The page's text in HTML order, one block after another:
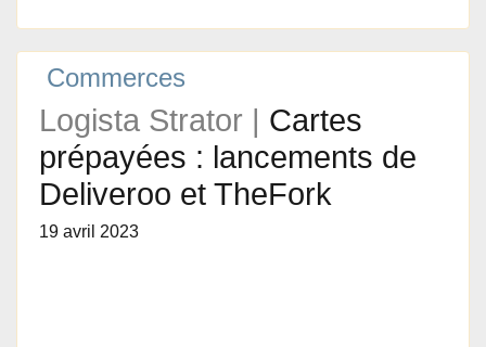
Commerces
Logista Strator | Cartes
prépayées : lancements de
Deliveroo et TheFork
19 avril 2023